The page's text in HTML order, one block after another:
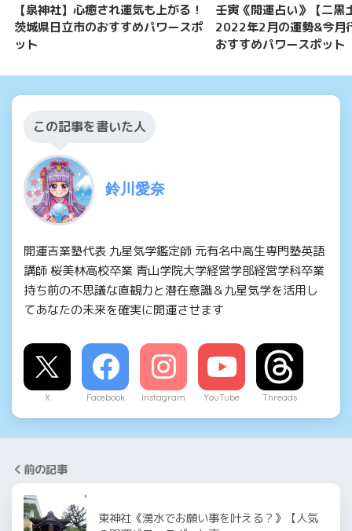
【泉神社】心癒され運気も上がる！
茨城県日立市のおすすめパワースポ
ット
壬寅《開運占い》【二黒
2022年2月の運勢&今月
おすすめパワースポット
この記事を書いた人
鈴川愛奈
開運吉業塾代表 九星気学鑑定師 元有名中高生専門塾英語
講師 桜美林高校卒業 青山学院大学経営学部経営学科卒業
持ち前の不思議な直観力と潜在意識＆九星気学を活用し
てあなたの未来を確実に開運させます
X Facebook Instagram YouTube Threads
前の記事
東神社《湧水でお願い事を叶える？》【人気